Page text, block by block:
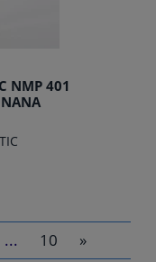
NMP 401
... 10 »